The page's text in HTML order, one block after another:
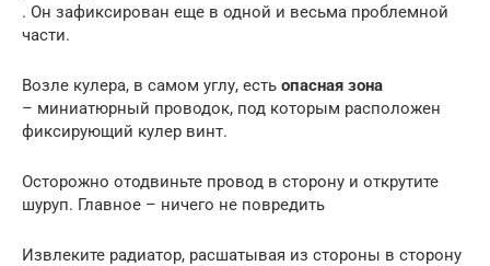
. Он зафиксирован еще в одной и весьма проблемной
части.
Возле кулера, в самом углу, есть опасная зона
– миниатюрный проводок, под которым расположен
фиксирующий кулер винт.
Осторожно отодвиньте провод в сторону и открутите
шуруп. Главное – ничего не повредить
Извлеките радиатор, расшатывая из стороны в сторону